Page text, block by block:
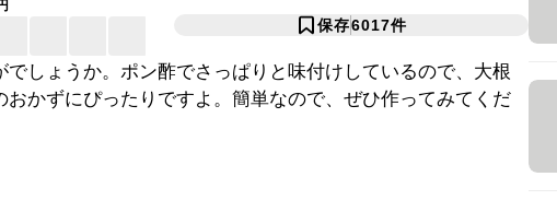
保存6017件
しょうか。ポン酢でさっぱりと味付けしているので、大根
おかずにぴったりですよ。簡単なので、ぜひ作ってみてくだ